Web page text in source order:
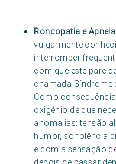
Roncopatia e
vulgarmente
interromper
com que este pare
chamada Síndrome
Como
oxigénio de que
anomalias: tensão
humor, sonolência
e com a sensação